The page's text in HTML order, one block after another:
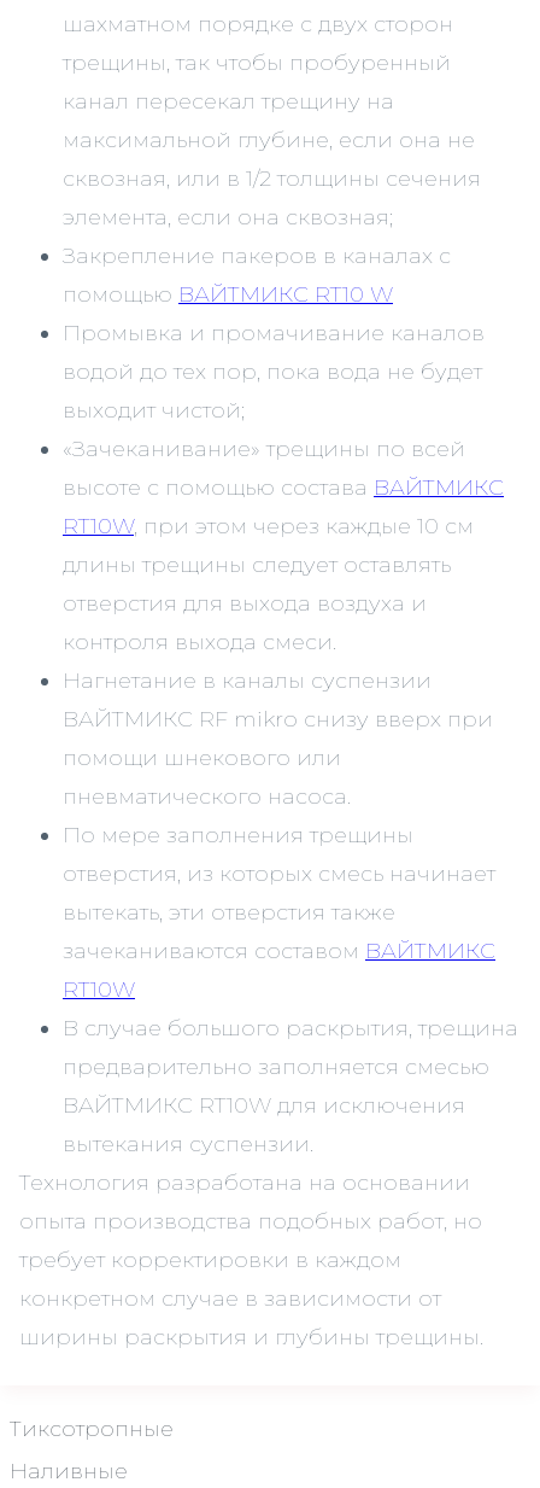
шахматном порядке с двух сторон
трещины, так чтобы пробуренный
канал пересекал трещину на
максимальной глубине, если она не
сквозная, или в 1/2 толщины сечения
элемента, если она сквозная;
Закрепление пакеров в каналах с
помощью ВАЙТМИКС RT10 W
Промывка и промачивание каналов
водой до тех пор, пока вода не будет
выходит чистой;
«Зачеканивание» трещины по всей
высоте с помощью состава ВАЙТМИКС
RT10W, при этом через каждые 10 см
длины трещины следует оставлять
отверстия для выхода воздуха и
контроля выхода смеси.
Нагнетание в каналы суспензии
ВАЙТМИКС RF mikro снизу вверх при
помощи шнекового или
пневматического насоса.
По мере заполнения трещины
отверстия, из которых смесь начинает
вытекать, эти отверстия также
зачеканиваются составом ВАЙТМИКС
RT10W
В случае большого раскрытия, трещина
предварительно заполняется смесью
ВАЙТМИКС RT10W для исключения
вытекания суспензии.
Технология разработана на основании
опыта производства подобных работ, но
требует корректировки в каждом
конкретном случае в зависимости от
ширины раскрытия и глубины трещины.
Тиксотропные
Наливные